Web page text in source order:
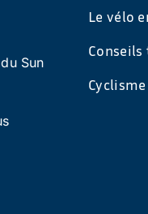
Sun
Le vélo
Conseils